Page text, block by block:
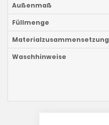
Außenmaß
Füllmenge
Materialzusammensetzung
Waschhinweise